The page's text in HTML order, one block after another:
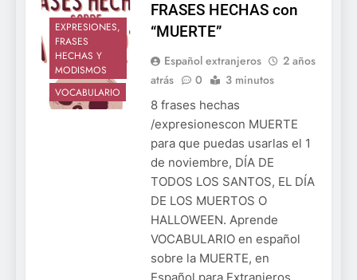
EXPRESIONES,
FRASES
HECHAS Y
MODISMOS
VOCABULARIO
FRASES HECHAS con
“MUERTE”
Español extranjeros
2 años
atrás
0 3 minutos
8 frases hechas
/expresionescon MUERTE
para que puedas usarlas el 1
de noviembre, DÍA DE
TODOS LOS SANTOS, EL DÍA
DE LOS MUERTOS O
HALLOWEEN. Aprende
VOCABULARIO en español
sobre la MUERTE, en